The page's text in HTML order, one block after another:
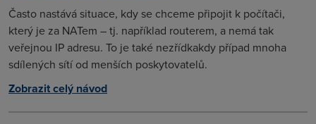
Často nastává situace, kdy se chceme připojit k počítači,
který je za NATem – tj. například routerem, a nemá tak
veřejnou IP adresu. To je také nezřídkakdy případ mnoha
sdílených sítí od menších poskytovatelů.
Zobrazit celý návod